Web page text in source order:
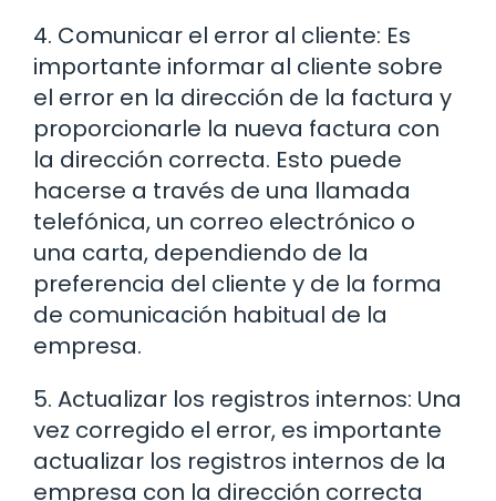
4. Comunicar el error al cliente: Es
importante informar al cliente sobre
el error en la dirección de la factura y
proporcionarle la nueva factura con
la dirección correcta. Esto puede
hacerse a través de una llamada
telefónica, un correo electrónico o
una carta, dependiendo de la
preferencia del cliente y de la forma
de comunicación habitual de la
empresa.
5. Actualizar los registros internos: Una
vez corregido el error, es importante
actualizar los registros internos de la
empresa con la dirección correcta